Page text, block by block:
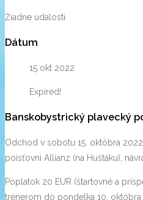
Žiadne udalosti
Dátum
15 okt 2022
Expired!
Banskobystrický plavecký
Odchod v sobotu 15. októbra
poisťovni Allianz (na Huštáku),
Poplatok 20 EUR (štartovné a
trénerom do pondelka 10. októbra